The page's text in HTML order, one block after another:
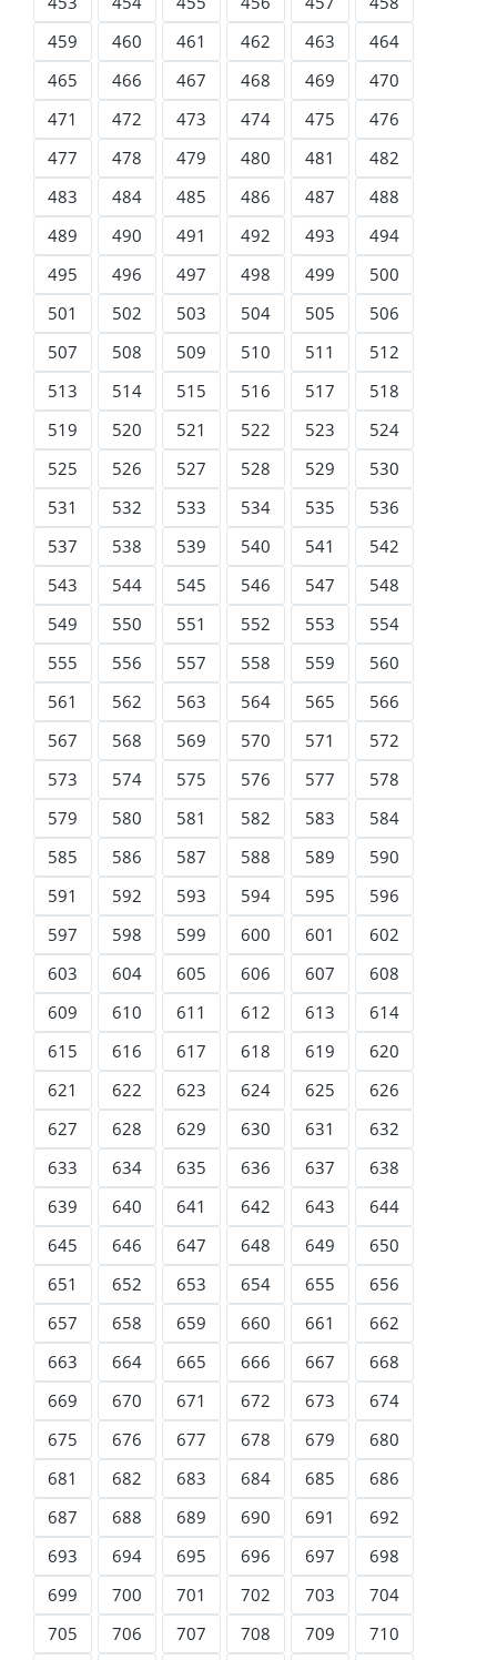
459
460 461 462 463
464
465
466 467 468 469
470
471
472 473 474 475
476
477
478 479 480 481
482
483
484 485 486 487
488
489
490 491 492 493
494
495
496 497 498 499
500
501
502 503 504 505
506
507
508 509 510 511
512
513
514 515 516 517
518
519
520 521 522 523
524
525
526 527 528 529
530
531
532 533 534 535
536
537
538 539 540 541
542
543
544 545 546 547
548
549
550 551 552 553
554
555
556 557 558 559
560
561
562 563 564 565
566
567
568 569 570 571
572
573
574 575 576 577
578
579
580 581 582 583
584
585
586 587 588 589
590
591
592 593 594 595
596
597
598 599 600 601
602
603
604 605 606 607
608
609
610 611 612 613
614
615
616 617 618 619
620
621
622 623 624 625
626
627
628 629 630 631
632
633
634 635 636 637
638
639
640 641 642 643
644
645
646 647 648 649
650
651
652 653 654 655
656
657
658 659 660 661
662
663
664 665 666 667
668
669
670 671 672 673
674
675
676 677 678 679
680
681
682 683 684 685
686
687
688 689 690 691
692
693
694 695 696 697
698
699
700 701 702 703
704
705
706 707 708 709
710